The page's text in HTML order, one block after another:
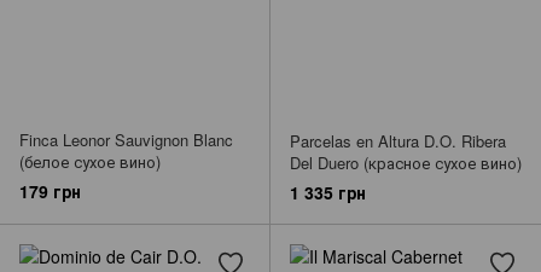
Finca Leonor Sauvignon Blanc
(белое сухое вино)
179 грн
Parcelas en Altura D.O. Ribera
Del Duero (красное сухое вино)
1 335 грн